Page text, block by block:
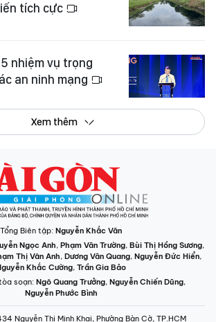
tích cực
nhiệm vụ trọng
an ninh mạng
Xem thêm
Tổng Biên tập: Nguyễn Khắc Văn
Ngọc Anh, Phạm Văn Trường, Bùi Thị Hồng Sương,
Thị Vân Anh, Dương Văn Quang, Nguyễn Đức Hiển,
Khắc Cường, Trần Gia Bảo
soạn: Ngô Quang Trưởng, Nguyễn Chiến Dũng,
Nguyễn Phước Bình
Nguyễn Thị Minh Khai, Phường Bàn Cờ, TP.HCM